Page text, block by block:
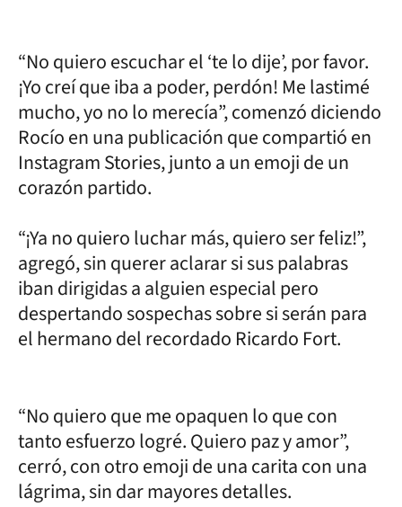
“No quiero escuchar el ‘te lo dije’, por favor.
¡Yo creí que iba a poder, perdón! Me lastimé
mucho, yo no lo merecía”, comenzó diciendo
Rocío en una publicación que compartió en
Instagram Stories, junto a un emoji de un
corazón partido.
“¡Ya no quiero luchar más, quiero ser feliz!”,
agregó, sin querer aclarar si sus palabras
iban dirigidas a alguien especial pero
despertando sospechas sobre si serán para
el hermano del recordado Ricardo Fort.
“No quiero que me opaquen lo que con
tanto esfuerzo logré. Quiero paz y amor”,
cerró, con otro emoji de una carita con una
lágrima, sin dar mayores detalles.